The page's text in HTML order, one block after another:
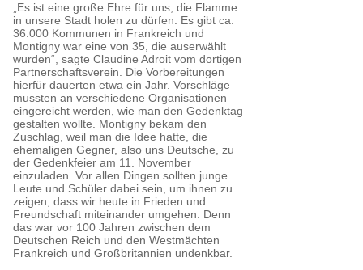
„Es ist eine große Ehre für uns, die Flamme
in unsere Stadt holen zu dürfen. Es gibt ca.
36.000 Kommunen in Frankreich und
Montigny war eine von 35, die auserwählt
wurden“, sagte Claudine Adroit vom dortigen
Partnerschaftsverein. Die Vorbereitungen
hierfür dauerten etwa ein Jahr. Vorschläge
mussten an verschiedene Organisationen
eingereicht werden, wie man den Gedenktag
gestalten wollte. Montigny bekam den
Zuschlag, weil man die Idee hatte, die
ehemaligen Gegner, also uns Deutsche, zu
der Gedenkfeier am 11. November
einzuladen. Vor allen Dingen sollten junge
Leute und Schüler dabei sein, um ihnen zu
zeigen, dass wir heute in Frieden und
Freundschaft miteinander umgehen. Denn
das war vor 100 Jahren zwischen dem
Deutschen Reich und den Westmächten
Frankreich und Großbritannien undenkbar.